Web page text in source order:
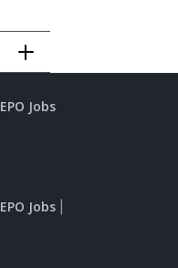
EPO Jobs
EPO Jobs